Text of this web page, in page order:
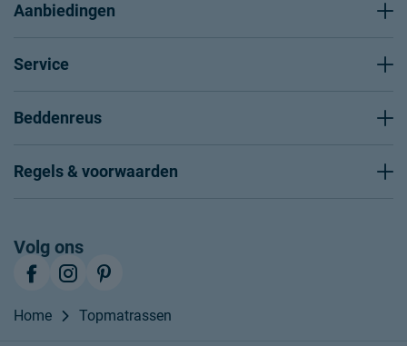
Aanbiedingen
Service
Beddenreus
Regels & voorwaarden
Volg ons
Home Topmatrassen